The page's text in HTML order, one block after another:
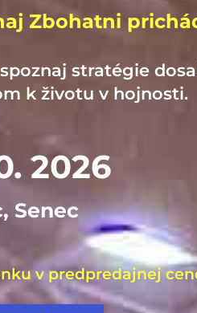
Zbohatni
stratégie
k životu v hojnosti.
2026
Senec
v predpredajnej